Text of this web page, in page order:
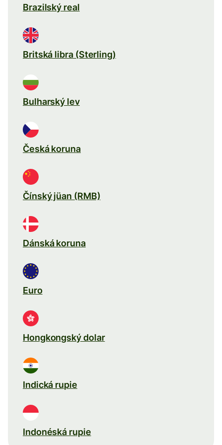
Brazilský real
Britská libra (Sterling)
Bulharský lev
Česká koruna
Čínský jüan (RMB)
Dánská koruna
Euro
Hongkongský dolar
Indická rupie
Indonéská rupie